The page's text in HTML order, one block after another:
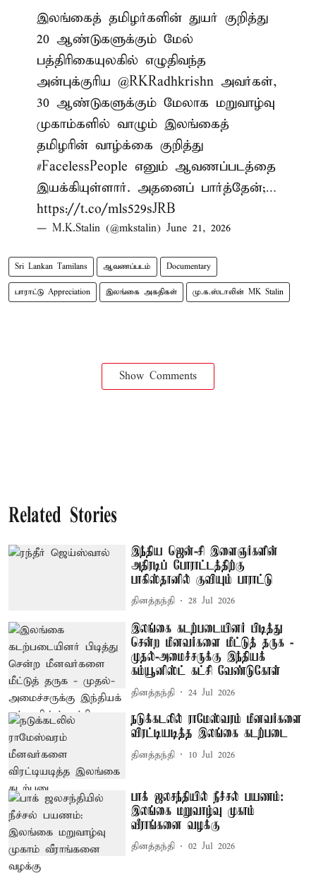
இலங்கைத் தமிழர்களின் துயர் குறித்து
20 ஆண்டுகளுக்கும் மேல்
பத்திரிகையுலகில் எழுதிவந்த
அன்புக்குரிய @RKRadhkrishn அவர்கள்,
30 ஆண்டுகளுக்கும் மேலாக மறுவாழ்வு
முகாம்களில் வாழும் இலங்கைத்
தமிழரின் வாழ்க்கை குறித்து
#FacelessPeople எனும் ஆவணப்படத்தை
இயக்கியுள்ளார். அதனைப் பார்த்தேன்;…
https://t.co/mls529sJRB
— M.K.Stalin (@mkstalin) June 21, 2026
Sri Lankan Tamilans ஆவணப்படம் Documentary
பாராட்டு Appreciation இலங்கை அகதிகள் மு.க.ஸ்டாலின் MK Stalin
Show Comments
Related Stories
இந்திய ஜென்-சி இளைஞர்களின்
அதிரடிப் போராட்டத்திற்கு
பாகிஸ்தானில் குவியும் பாராட்டு
தினத்தந்தி 28 Jul 2026
இலங்கை கடற்படையினர் பிடித்து
சென்ற மீனவர்களை மீட்டுத் தருக -
முதல்-அமைச்சருக்கு இந்தியக்
கம்யூனிஸ்ட் கட்சி வேண்டுகோள்
தினத்தந்தி 24 Jul 2026
நடுக்கடலில் ராமேஸ்வரம் மீனவர்களை
விரட்டியடித்த இலங்கை கடற்படை
தினத்தந்தி 10 Jul 2026
பாக் ஜலசந்தியில் நீச்சல் பயணம்:
இலங்கை மறுவாழ்வு முகாம்
வீராங்கனை வழக்கு
தினத்தந்தி 02 Jul 2026